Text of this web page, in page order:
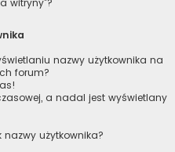
witryny”?
nazwy użytkownika na
forum?
a nadal jest wyświetlany
użytkownika?